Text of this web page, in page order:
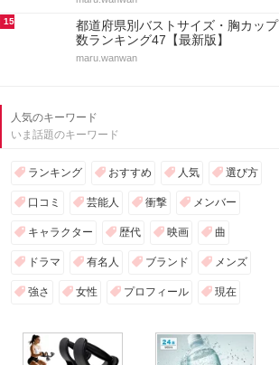
15
都道府県別バストサイズ・胸カップ
数ランキング47【最新版】
maru.wanwan
人気のキーワード
いま話題のキーワード
ランキング おすすめ 人気 選び方
口コミ 芸能人 衝撃 メンバー
キャラクター 歴代 映画 曲
ドラマ 有名人 ブランド メンズ
強さ 女性 プロフィール 現在